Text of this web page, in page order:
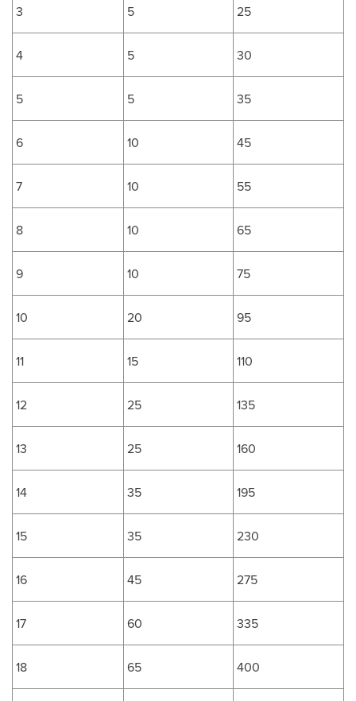
3 5 25
4 5 30
5 5 35
6 10 45
7 10 55
8 10 65
9 10 75
10 20 95
11 15 110
12 25 135
13 25 160
14 35 195
15 35 230
16 45 275
17 60 335
18 65 400